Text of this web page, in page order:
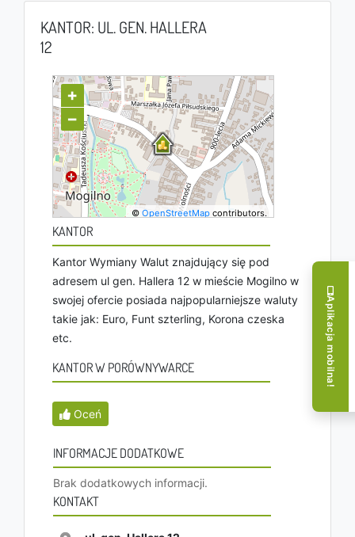
KANTOR: UL. GEN. HALLERA
12
+
−
©OpenStreetMap contributors.
KANTOR
Kantor Wymiany Walut znajdujący się pod
adresem ul gen. Hallera 12 w mieście Mogilno w
swojej ofercie posiada najpopularniejsze waluty
takie jak: Euro, Funt szterling, Korona czeska
etc.
KANTOR W PORÓWNYWARCE
Oceń
INFORMACJE DODATKOWE
Brak dodatkowych informacji.
KONTAKT
Aplikacja mobilna!